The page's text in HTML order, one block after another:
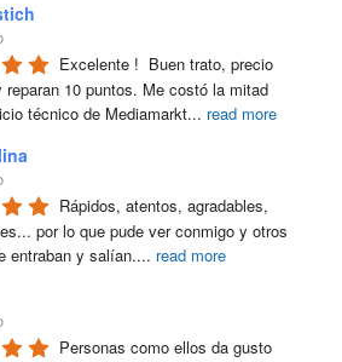
Excelente !  Buen trato, precio
reparan 10 puntos. Me costó la mitad
técnico de Mediamarkt... read more
Rápidos, atentos, agradables,
por lo que pude ver conmigo y otros
entraban y salían.... read more
Personas como ellos da gusto